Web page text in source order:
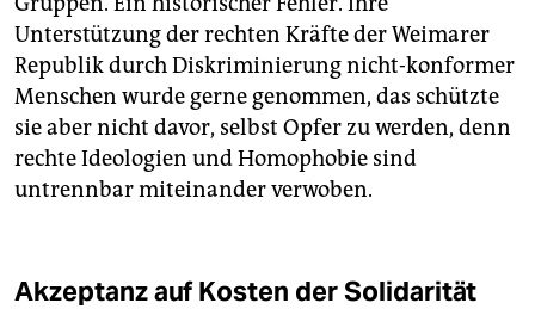
Unterstützung der rechten Kräfte der Weimarer
Republik durch Diskriminierung nicht-konformer
Menschen wurde gerne genommen, das schützte
sie aber nicht davor, selbst Opfer zu werden, denn
rechte Ideologien und Homophobie sind
untrennbar miteinander verwoben.
Akzeptanz auf Kosten der Solidarität